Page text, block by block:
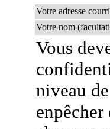
Votre adresse
Votre nom
Vous
niveau